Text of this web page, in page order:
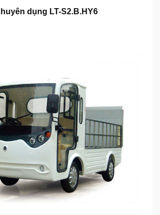
dụng LT-S2.B.HY6